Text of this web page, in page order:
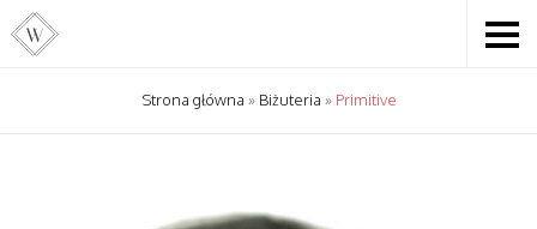
Strona główna » Biżuteria » Primitive